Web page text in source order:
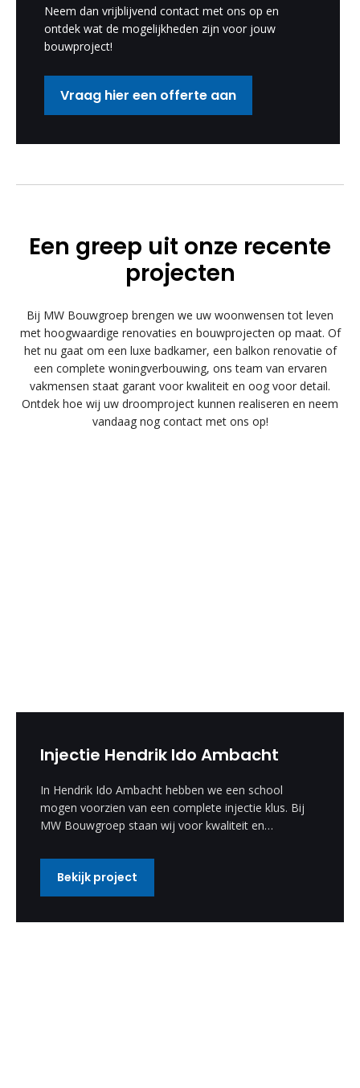
Neem dan vrijblijvend contact met ons op en
ontdek wat de mogelijkheden zijn voor jouw
bouwproject!
Vraag hier een offerte aan
Een greep uit onze recente
projecten
Bij MW Bouwgroep brengen we uw woonwensen tot leven
met hoogwaardige renovaties en bouwprojecten op maat. Of
het nu gaat om een luxe badkamer, een balkon renovatie of
een complete woningverbouwing, ons team van ervaren
vakmensen staat garant voor kwaliteit en oog voor detail.
Ontdek hoe wij uw droomproject kunnen realiseren en neem
vandaag nog contact met ons op!
Injectie Hendrik Ido Ambacht
In Hendrik Ido Ambacht hebben we een school
mogen voorzien van een complete injectie klus. Bij
MW Bouwgroep staan wij voor kwaliteit en
Bekijk project